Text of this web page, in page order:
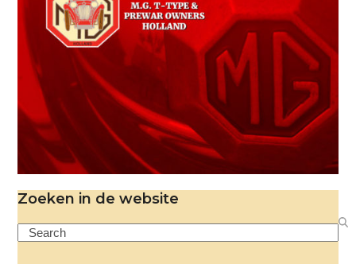
Zoeken in de website
Search